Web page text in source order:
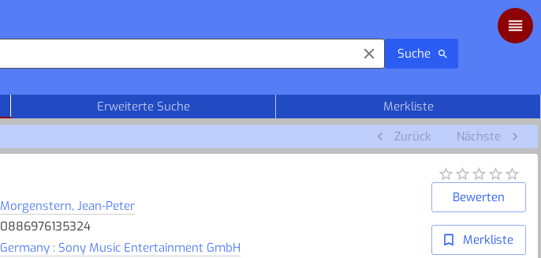
Suche
Erweiterte Suche
Merkliste
Zurück Nächste
Morgenstern, Jean-Peter
0886976135324
Germany : Sony Music Entertainment GmbH
Bewerten
Merkliste